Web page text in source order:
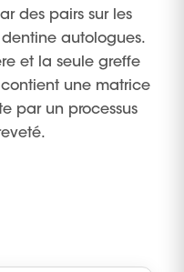
des pairs sur les
autologues.
et la seule greffe
une matrice
par un processus